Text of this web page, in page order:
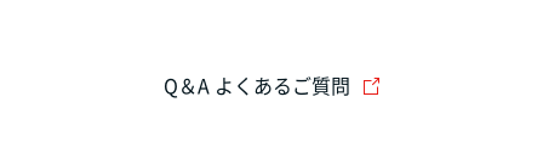
Q＆A よくあるご質問